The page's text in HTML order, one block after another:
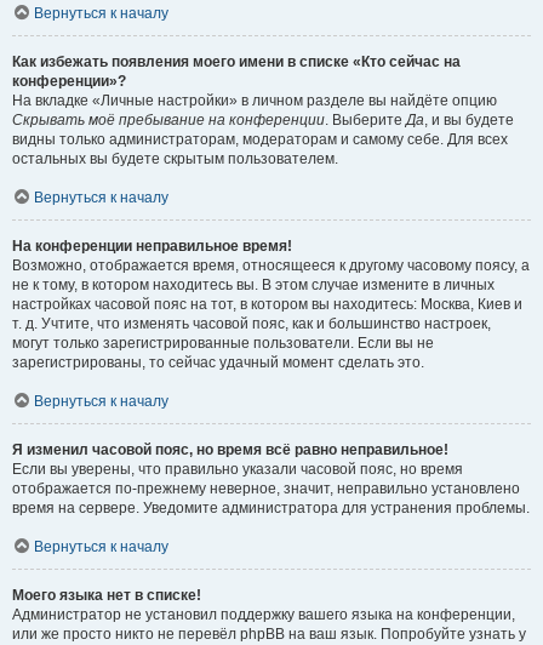
Вернуться к началу
Как избежать появления моего имени в списке «Кто сейчас на
конференции»?
На вкладке «Личные настройки» в личном разделе вы найдёте опцию
Скрывать моё пребывание на конференции. ВыберитеДа, и вы будете
видны только администраторам, модераторам и самому себе. Для всех
остальных вы будете скрытым пользователем.
Вернуться к началу
На конференции неправильное время!
Возможно, отображается время, относящееся к другому часовому поясу, а
не к тому, в котором находитесь вы. В этом случае измените в личных
настройках часовой пояс на тот, в котором вы находитесь: Москва, Киев и
т. д. Учтите, что изменять часовой пояс, как и большинство настроек,
могут только зарегистрированные пользователи. Если вы не
зарегистрированы, то сейчас удачный момент сделать это.
Вернуться к началу
Я изменил часовой пояс, но время всё равно неправильное!
Если вы уверены, что правильно указали часовой пояс, но время
отображается по-прежнему неверное, значит, неправильно установлено
время на сервере. Уведомите администратора для устранения проблемы.
Вернуться к началу
Моего языка нет в списке!
Администратор не установил поддержку вашего языка на конференции,
или же просто никто не перевёл phpBB на ваш язык. Попробуйте узнать у